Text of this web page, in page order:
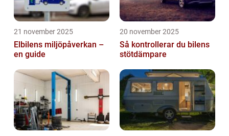
21 november 2025
Elbilens miljöpåverkan –
en guide
20 november 2025
Så kontrollerar du bilens
stötdämpare